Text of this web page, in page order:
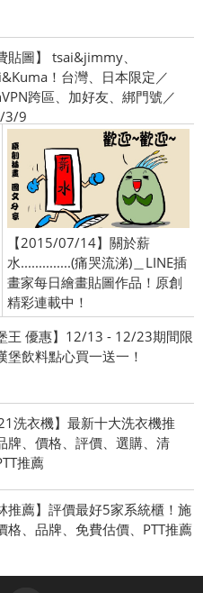
貼圖】 tsai&jimmy、
！台灣、日本限定／
跨區、加好友、綁門號／
3/9
【2015/07/14】關於薪
水..............(痛哭流涕)＿LINE插
畫家每日繪畫貼圖作品！原創
精彩連載中！
王 優惠】12/13 - 12/23期間限
堡飲料點心買一送一！
洗衣機】最新十大洗衣機推
牌、價格、評價、選購、清
推薦
推薦】評價最好5家系統櫃！施
格、品牌、免費估價、PTT推薦